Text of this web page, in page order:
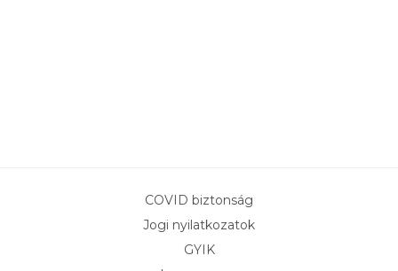
COVID biztonság
Jogi nyilatkozatok
GYIK